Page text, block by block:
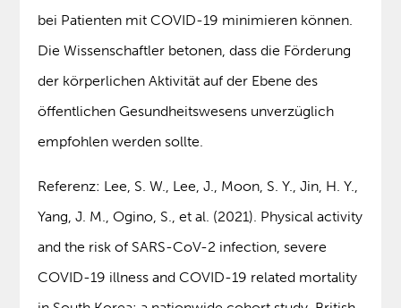
bei Patienten mit COVID-19 minimieren können.
Die Wissenschaftler betonen, dass die Förderung
der körperlichen Aktivität auf der Ebene des
öffentlichen Gesundheitswesens unverzüglich
empfohlen werden sollte.
Referenz: Lee, S. W., Lee, J., Moon, S. Y., Jin, H. Y.,
Yang, J. M., Ogino, S., et al. (2021). Physical activity
and the risk of SARS-CoV-2 infection, severe
COVID-19 illness and COVID-19 related mortality